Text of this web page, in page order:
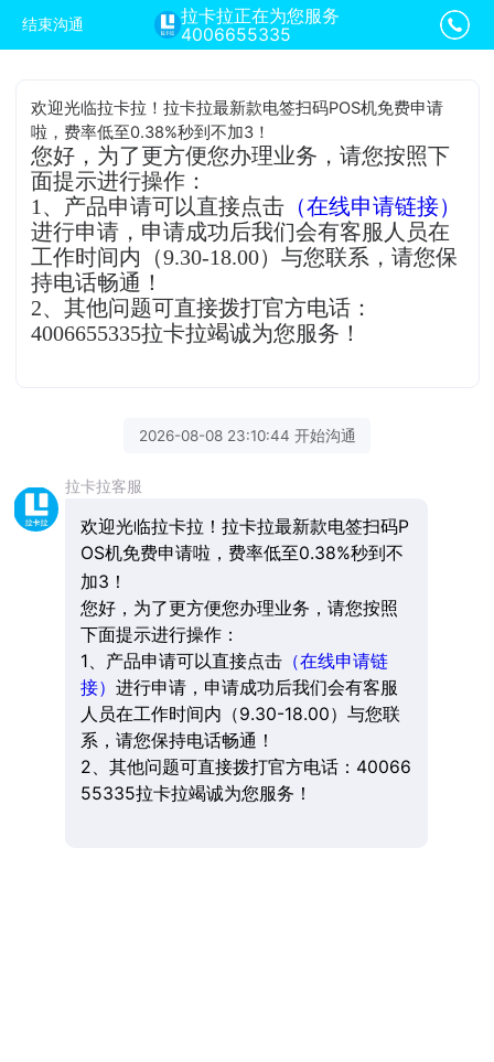
结束沟通
拉卡拉正在为您服务
4006655335
欢迎光临拉卡拉！拉卡拉最新款电签扫码POS机免费申请
啦，费率低至0.38%秒到不加3！
您好，为了更方便您办理业务，请您按照下
面提示进行操作：
1、产品申请可以直接点击 （在线申请链接）
进行申请，申请成功后我们会有客服人员在
工作时间内（9.30-18.00）与您联系，请您保
持电话畅通！
2、其他问题可直接拨打官方电话：
4006655335拉卡拉竭诚为您服务！
2026-08-08 23:10:44 开始沟通
拉卡拉客服
欢迎光临拉卡拉！拉卡拉最新款电签扫码P
OS机免费申请啦，费率低至0.38%秒到不
加3！
您好，为了更方便您办理业务，请您按照
下面提示进行操作：
1、产品申请可以直接点击（在线申请链
接） 进行申请，申请成功后我们会有客服
人员在工作时间内（9.30-18.00）与您联
系，请您保持电话畅通！
2、其他问题可直接拨打官方电话：40066
55335拉卡拉竭诚为您服务！